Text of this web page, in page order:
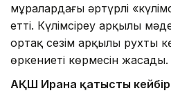
мұралардағы әртүрлі
етті. Күлімсіреу арқылы
ортақ сезім арқылы рухты
өркениеті көрмесін жасады.
АҚШ Иранға қатысты